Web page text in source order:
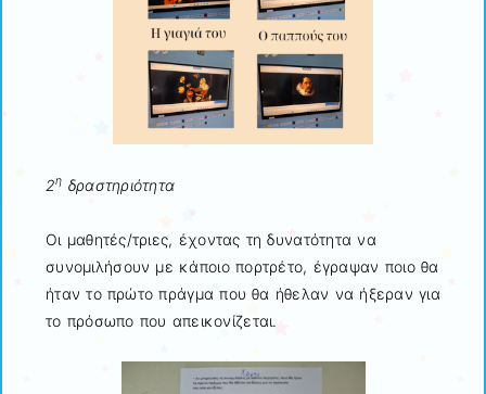
2η δραστηριότητα
Οι μαθητές/τριες, έχοντας τη δυνατότητα να
συνομιλήσουν με κάποιο πορτρέτο, έγραψαν ποιο θα
ήταν το πρώτο πράγμα που θα ήθελαν να ήξεραν για
το πρόσωπο που απεικονίζεται.